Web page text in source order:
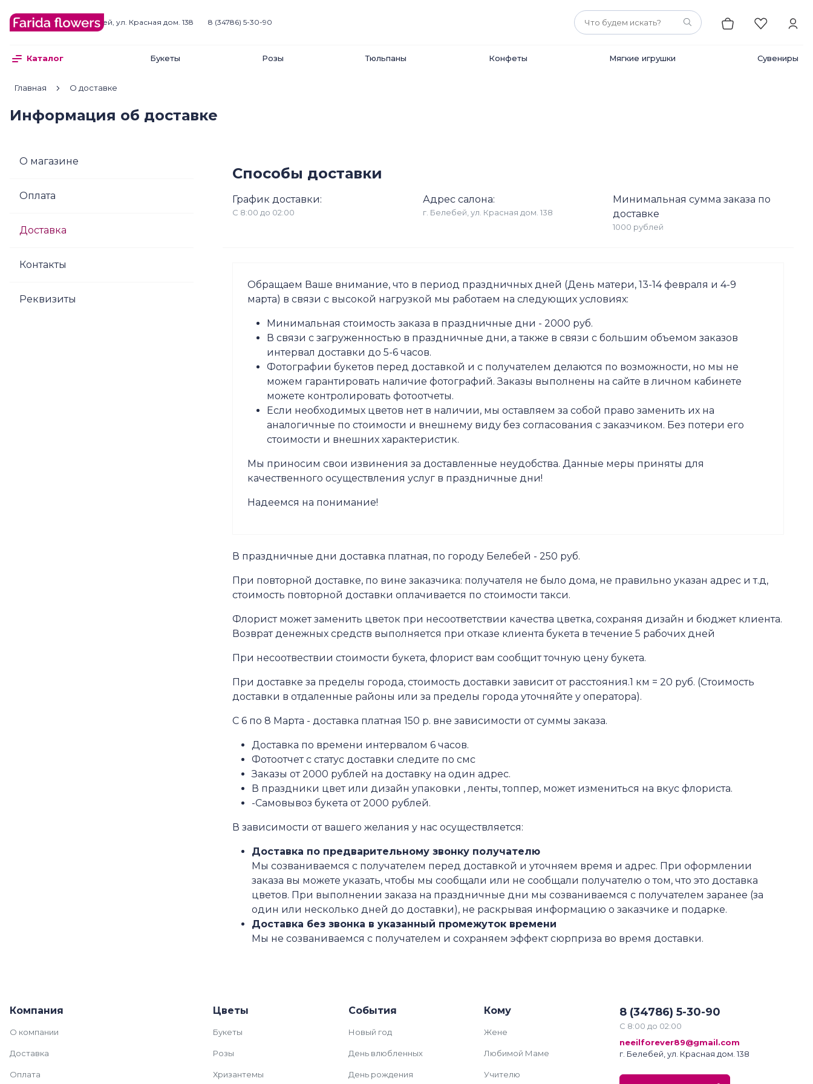
Белебей г. Белебей, ул. Красная дом. 138 8 (34786) 5-30-90
Каталог Букеты Розы Тюльпаны Конфеты Мягкие игрушки Сувениры
Главная О доставке
Информация об доставке
О магазине
Оплата
Доставка
Контакты
Реквизиты
Способы доставки
График доставки:
С 8:00 до 02:00
Адрес салона:
г. Белебей, ул. Красная дом. 138
Минимальная сумма заказа по
доставке
1000 рублей
Обращаем Ваше внимание, что в период праздничных дней (День матери, 13-14 февраля и 4-9
марта) в связи с высокой нагрузкой мы работаем на следующих условиях:
Минимальная стоимость заказа в праздничные дни - 2000 руб.
В связи с загруженностью в праздничные дни, а также в связи с большим объемом заказов
интервал доставки до 5-6 часов.
Фотографии букетов перед доставкой и с получателем делаются по возможности, но мы не
можем гарантировать наличие фотографий. Заказы выполнены на сайте в личном кабинете
можете контролировать фотоотчеты.
Если необходимых цветов нет в наличии, мы оставляем за собой право заменить их на
аналогичные по стоимости и внешнему виду без согласования с заказчиком. Без потери его
стоимости и внешних характеристик.
Мы приносим свои извинения за доставленные неудобства. Данные меры приняты для
качественного осуществления услуг в праздничные дни!
Надеемся на понимание!
В праздничные дни доставка платная, по городу Белебей - 250 руб.
При повторной доставке, по вине заказчика: получателя не было дома, не правильно указан адрес и т.д,
стоимость повторной доставки оплачивается по стоимости такси.
Флорист может заменить цветок при несоответствии качества цветка, сохраняя дизайн и бюджет клиента.
Возврат денежных средств выполняется при отказе клиента букета в течение 5 рабочих дней
При несоотвествии стоимости букета, флорист вам сообщит точную цену букета.
При доставке за пределы города, стоимость доставки зависит от расстояния.1 км = 20 руб. (Стоимость
доставки в отдаленные районы или за пределы города уточняйте у оператора).
С 6 по 8 Марта - доставка платная 150 р. вне зависимости от суммы заказа.
Доставка по времени интервалом 6 часов.
Фотоотчет с статус доставки следите по смс
Заказы от 2000 рублей на доставку на один адрес.
В праздники цвет или дизайн упаковки , ленты, топпер, может измениться на вкус флориста.
-Самовывоз букета от 2000 рублей.
В зависимости от вашего желания у нас осуществляется:
Доставка по предварительному звонку получателю
Мы созваниваемся с получателем перед доставкой и уточняем время и адрес. При оформлении
заказа вы можете указать, чтобы мы сообщали или не сообщали получателю о том, что это доставка
цветов. При выполнении заказа на праздничные дни мы созваниваемся с получателем заранее (за
один или несколько дней до доставки), не раскрывая информацию о заказчике и подарке.
Доставка без звонка в указанный промежуток времени
Мы не созваниваемся с получателем и сохраняем эффект сюрприза во время доставки.
Компания
О компании
Доставка
Оплата
Цветы
Букеты
Розы
Хризантемы
События
Новый год
День влюбленных
День рождения
Кому
Жене
Любимой Маме
Учителю
8 (34786) 5-30-90
С 8:00 до 02:00
neeilforever89@gmail.com
г. Белебей, ул. Красная дом. 138